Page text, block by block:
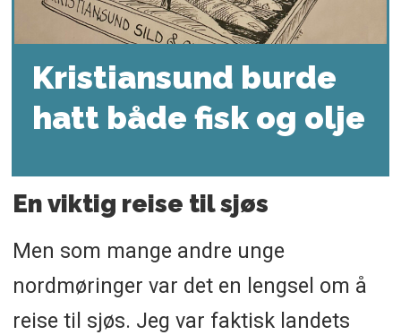
Kristiansund burde
hatt både fisk og olje
En viktig reise til sjøs
Men som mange andre unge
nordmøringer var det en lengsel om å
reise til sjøs. Jeg var faktisk landets